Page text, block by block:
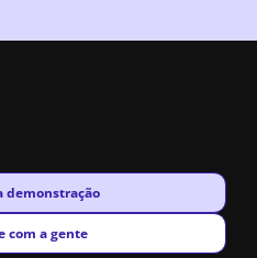
demonstração
com a gente